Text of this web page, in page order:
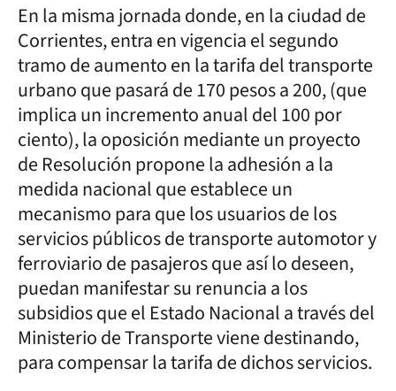
En la misma jornada donde, en la ciudad de
Corrientes, entra en vigencia el segundo
tramo de aumento en la tarifa del transporte
urbano que pasará de 170 pesos a 200, (que
implica un incremento anual del 100 por
ciento), la oposición mediante un proyecto
de Resolución propone la adhesión a la
medida nacional que establece un
mecanismo para que los usuarios de los
servicios públicos de transporte automotor y
ferroviario de pasajeros que así lo deseen,
puedan manifestar su renuncia a los
subsidios que el Estado Nacional a través del
Ministerio de Transporte viene destinando,
para compensar la tarifa de dichos servicios.